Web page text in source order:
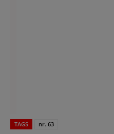
TAGS nr. 63